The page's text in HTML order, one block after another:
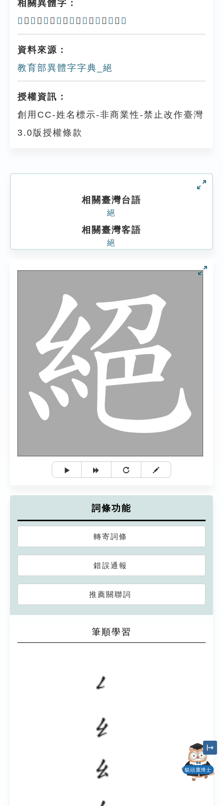
相關異體字：
𢇍 、 絶 、 𠤉 、 𢇑 、 撧 、 𢴭 、 㔃 、 絁 、 𢱺
資料來源：
教育部異體字字典_絕
授權資訊：
創用CC-姓名標示-非商業性-禁止改作臺灣
3.0版授權條款
相關臺灣台語
絕
相關臺灣客語
絕
詞條功能
轉寄詞條
錯誤通報
推薦關聯詞
筆順學習
貓頭鷹博士